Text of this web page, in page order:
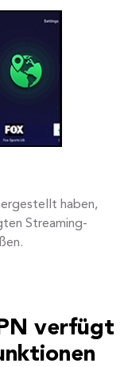
haben,
Streaming-
verfügt